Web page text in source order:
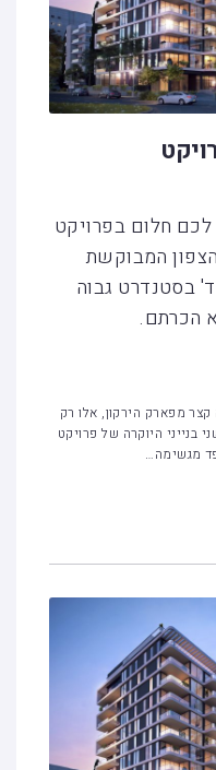
חלום בפרויקט
המבוקשת
המציע דירות 5 חד' בסטנדרט גבוה
הכרתם.
מפארק הירקון, אלו רק
בנייני היוקרה של פרויקט
מגשימה…